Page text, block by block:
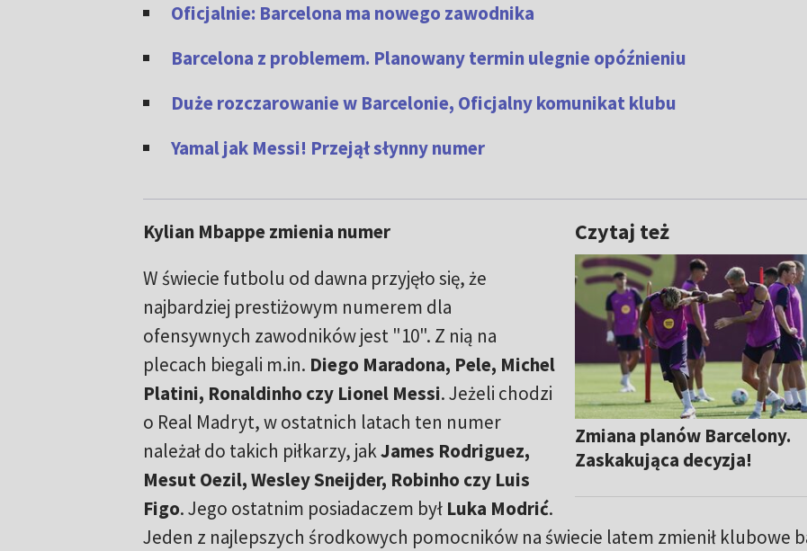
Oficjalnie: Barcelona ma nowego zawodnika
Barcelona z problemem. Planowany termin ulegnie opóźnieniu
Duże rozczarowanie w Barcelonie, Oficjalny komunikat klubu
Yamal jak Messi! Przejął słynny numer
Czytaj też
Zmiana planów Barcelony.
Zaskakująca decyzja!
Kylian Mbappe zmienia numer
W świecie futbolu od dawna przyjęło się, że
najbardziej prestiżowym numerem dla
ofensywnych zawodników jest "10". Z nią na
plecach biegali m.in. Diego Maradona, Pele, Michel
Platini, Ronaldinho czy Lionel Messi. Jeżeli chodzi
o Real Madryt, w ostatnich latach ten numer
należał do takich piłkarzy, jakJames Rodriguez,
Mesut Oezil, Wesley Sneijder, Robinho czy Luis
Figo. Jego ostatnim posiadaczem był Luka Modrić.
Jeden z najlepszych środkowych pomocników na świecie latem zmienił klubowe